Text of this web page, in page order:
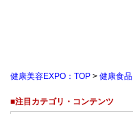
健康美容EXPO：TOP > 健康食品
■注目カテゴリ・コンテンツ